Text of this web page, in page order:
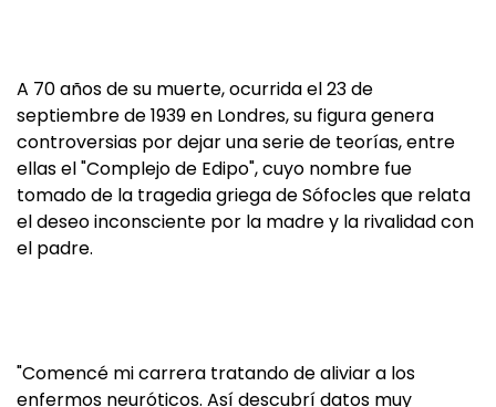
A 70 años de su muerte, ocurrida el 23 de
septiembre de 1939 en Londres, su figura genera
controversias por dejar una serie de teorías, entre
ellas el "Complejo de Edipo", cuyo nombre fue
tomado de la tragedia griega de Sófocles que relata
el deseo inconsciente por la madre y la rivalidad con
el padre.
"Comencé mi carrera tratando de aliviar a los
enfermos neuróticos. Así descubrí datos muy